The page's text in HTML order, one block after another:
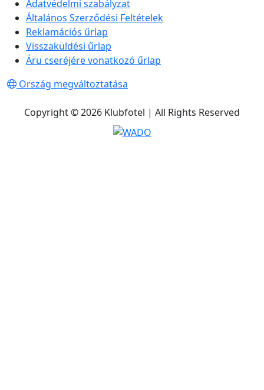
Adatvédelmi szabályzat
Általános Szerződési Feltételek
Reklamációs űrlap
Visszaküldési űrlap
Áru cseréjére vonatkozó űrlap
Ország megváltoztatása
Copyright © 2026 Klubfotel | All Rights Reserved